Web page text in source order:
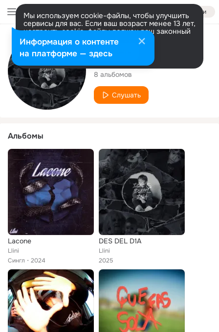
Войти
Мы используем cookie-файлы, чтобы улучшить
сервисы для вас. Если ваш возраст менее 13 лет,
настроить cookie-файлы должен ваш законный
представитель. Больше информации
Разрешить все Настроить
Исполнитель
Llini
8 альбомов
Слушать
Альбомы
Lacone
Llini
Сингл
2024
DES DEL D1A
Llini
2025
Информация о контенте
на платформе — здесь